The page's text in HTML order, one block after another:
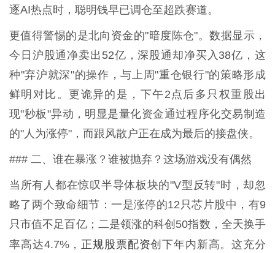
逐AI热点时，聪明钱早已调仓至超跌赛道。
更值得警惕的是北向资金的"暗度陈仓"。数据显示，
今日沪股通净卖出52亿，深股通却净买入38亿，这
种"弃沪就深"的操作，与上周"重仓银行"的策略形成
鲜明对比。更诡异的是，下午2点后多只权重股出
现"秒板"异动，明显是量化资金通过程序化交易制造
的"人为涨停"，而跟风散户正在成为最后的接盘侠。
### 二、谁在暴涨？谁被抛弃？这场游戏没有偶然
当所有人都在惊叹半导体板块的"V型反转"时，却忽
略了两个致命细节：一是涨停的12只芯片股中，有9
只市值不足百亿；二是领涨的科创50指数，全天换手
率高达4.7%， 正规股票配资创下年内新高。这充分